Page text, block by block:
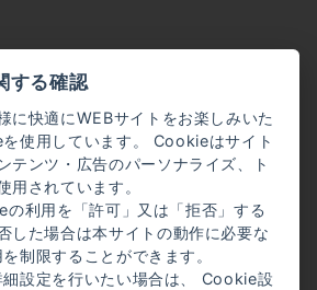
員登録時に入力したメールアドレ
が必要になります。
から提供された個人情報＞
にあたって、会員の住所、電話番
大切な個人情報がネットサーバ上
当社はその個人情報を適切かつ確
し、法令などにより開示が求めら
する確認
に快適にWEBサイトをお楽しみいた
使用しています。 Cookieはサイト
テンツ・広告のパーソナライズ、ト
用されています。
利用を「許可」又は「拒否」する
した場合は本サイトの動作に必要な
制限することができます。
設定を行いたい場合は、 Cookie設